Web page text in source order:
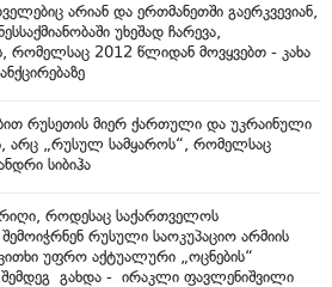
არიან და ერთმანეთში გაერკვევიან,
უხეშად ჩარევა,
რომელსაც 2012 წლიდან მოვყვებთ - კახა
რუსეთის მიერ ქართული და უკრაინული
არც „რუსულ სამყაროს“, რომელსაც
სიბიჰა
როდესაც საქართველოს
რუსული საოკუპაციო არმიის
უფრო აქტუალური „ოცნების“
გახდა - ირაკლი ფავლენიშვილი